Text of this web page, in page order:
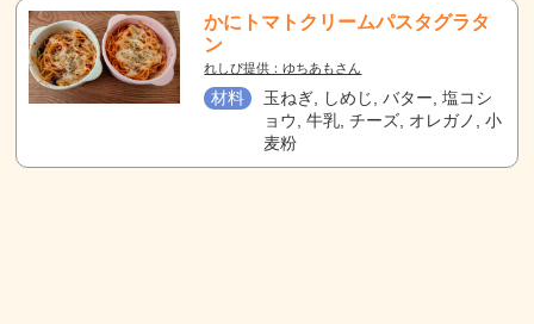
かにトマトクリームパスタグラタ
ン
れしぴ提供：ゆちあもさん
材料
玉ねぎ, しめじ, バター, 塩コシ
ョウ, 牛乳, チーズ, オレガノ, 小
麦粉